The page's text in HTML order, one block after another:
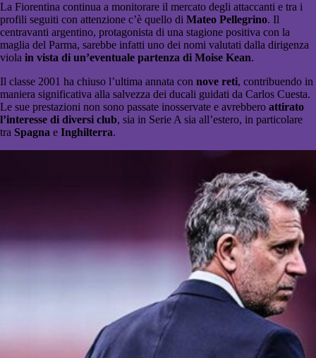
La Fiorentina continua a monitorare il mercato degli attaccanti e tra i
profili seguiti con attenzione c’è quello di Mateo Pellegrino. Il
centravanti argentino, protagonista di una stagione positiva con la
maglia del Parma, sarebbe infatti uno dei nomi valutati dalla dirigenza
viola in vista di un’eventuale partenza di Moise Kean.
Il classe 2001 ha chiuso l’ultima annata con nove reti, contribuendo in
maniera significativa alla salvezza dei ducali guidati da Carlos Cuesta.
Le sue prestazioni non sono passate inosservate e avrebbero attirato
l’interesse di diversi club, sia in Serie A sia all’estero, in particolare
tra Spagna e Inghilterra.